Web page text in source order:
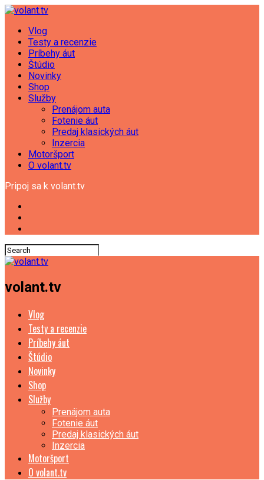
Vlog
Testy a recenzie
Príbehy áut
Štúdio
Novinky
Shop
Služby
Prenájom auta
Fotenie áut
Predaj klasických áut
Inzercia
Motoršport
O volant.tv
Pripoj sa k volant.tv
volant.tv
Vlog
Testy a recenzie
Príbehy áut
Štúdio
Novinky
Shop
Služby
Prenájom auta
Fotenie áut
Predaj klasických áut
Inzercia
Motoršport
O volant.tv